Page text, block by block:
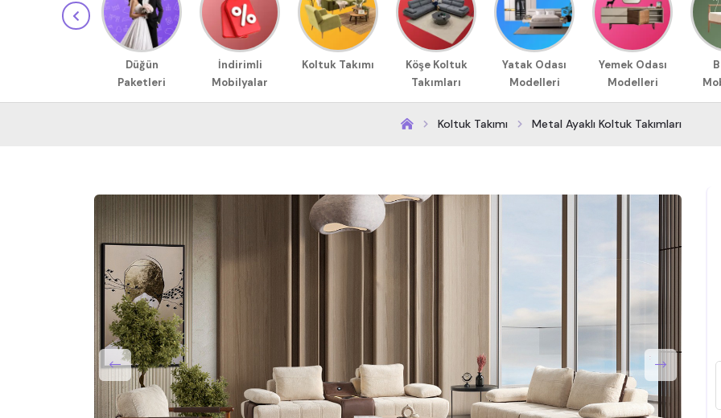
Düğün
Paketleri
İndirimli
Mobilyalar
Koltuk Takımı
Köşe Koltuk
Takımları
Yatak Odası
Modelleri
Yemek Odası
Modelleri
Koltuk Takımı Metal Ayaklı Koltuk Takımları